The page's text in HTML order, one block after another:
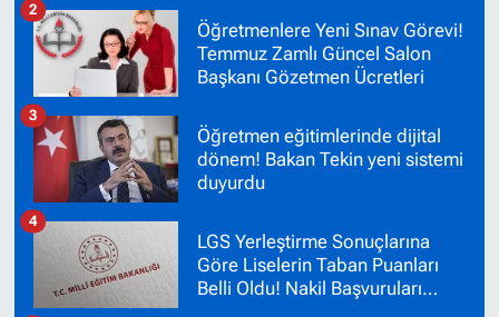
Öğretmenlere Yeni Sınav Görevi!
Temmuz Zamlı Güncel Salon
Başkanı Gözetmen Ücretleri
2
Öğretmen eğitimlerinde dijital
dönem! Bakan Tekin yeni sistemi
duyurdu
3
LGS Yerleştirme Sonuçlarına
Göre Liselerin Taban Puanları
Belli Oldu! Nakil Başvuruları
4